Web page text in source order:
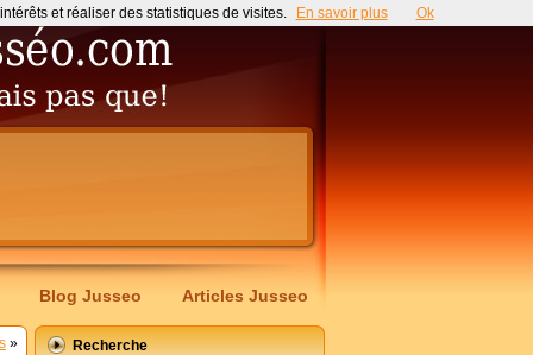
Blog Jusseo Articles Jusseo
» Recherche
et réaliser des statistiques de visites. En savoir plus Ok